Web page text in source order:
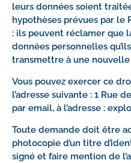
leurs données soient
hypothèses prévues par le
: ils peuvent réclamer que
données personnelles
transmettre à une
Vous pouvez exercer ce
l’adresse suivante : 1 Rue
par email, à l’adresse :
Toute demande doit être
photocopie d’un titre
signé et faire mention de